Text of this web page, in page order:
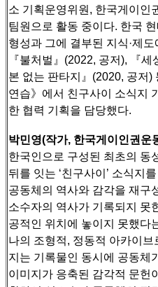
소 기획운영위원, 한국게이인
팀원으로 활동 중이다. 한국
형성과 그에 결부된 지식·제
『불처벌』(2022, 공저), 『
본 없는 판타지』(2020, 공저)
연습》에서 친구사이 소식지
한 협력 기획을 담당했다.
박민영(작가, 한국게이인권운
한국인으로 구성된 최초의 동
뒤를 잇는 ‘친구사이’ 소식지
공동체의 역사와 감각을 재구
소수자의 역사가 기록되지 못
공적인 위치에 놓이지 못했다
나의 조형적, 정동적 아카이브
지는 기록물인 동시에 공동체
이미지가 응축된 감각적 문헌